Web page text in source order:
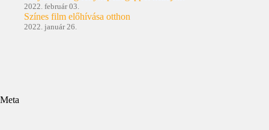
2022. február 03.
Színes film előhívása otthon
2022. január 26.
Meta